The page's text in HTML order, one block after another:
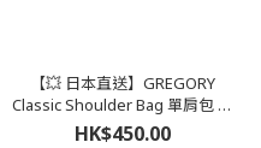
【💥 日本直送】GREGORY
Classic Shoulder Bag 單肩包 迷
你單肩包 斜孭袋 袋
HK$450.00